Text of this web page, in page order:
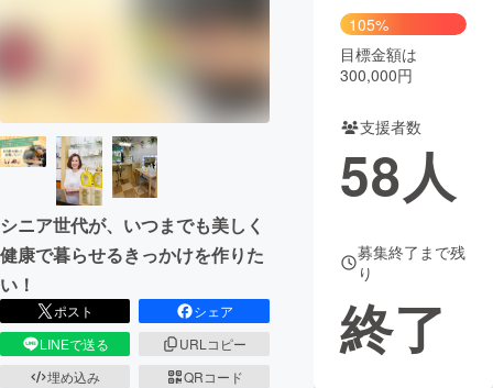
CAMPFIRE Creation
コミュニティ
シニア世代が、いつまでも美しく
健康で暮らせるきっかけを作りた
い！
ポスト
シェア
LINEで送る
URLコピー
埋め込み
QRコード
105%
目標金額は
300,000円
支援者数
58人
募集終了まで残
り
終了